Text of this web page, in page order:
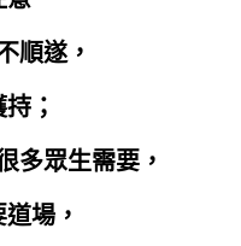
順遂，
；
多眾生需要，
場，